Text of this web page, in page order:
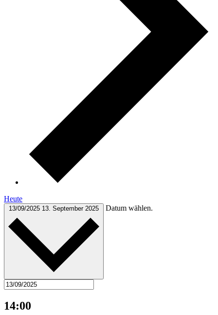
Heute
13/09/2025 13. September 2025 Datum wählen.
14:00